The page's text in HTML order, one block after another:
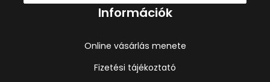
Információk
Online vásárlás menete
Fizetési tájékoztató